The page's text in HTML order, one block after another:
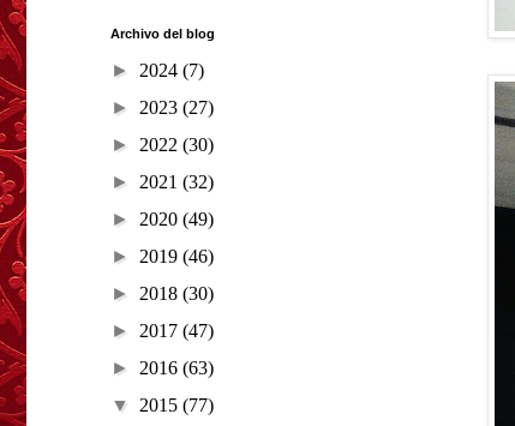
Archivo del blog
► 2024 (7)
► 2023 (27)
► 2022 (30)
► 2021 (32)
► 2020 (49)
► 2019 (46)
► 2018 (30)
► 2017 (47)
► 2016 (63)
▼ 2015 (77)